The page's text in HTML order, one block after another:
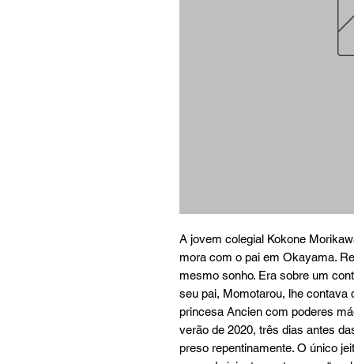
A jovem colegial Kokone
mora com o pai em Okayama.
mesmo sonho. Era sobre um
seu pai, Momotarou, lhe contava
princesa Ancien com poderes
verão de 2020, três dias antes
preso repentinamente. O único